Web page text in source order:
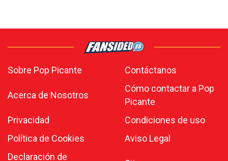
Sobre Pop Picante Contáctanos
Acerca de Nosotros
Cómo contactar a Pop
Picante
Privacidad
Condiciones de uso
Política de Cookies
Aviso Legal
Declaración de